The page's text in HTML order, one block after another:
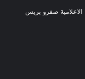
صفرو بريس